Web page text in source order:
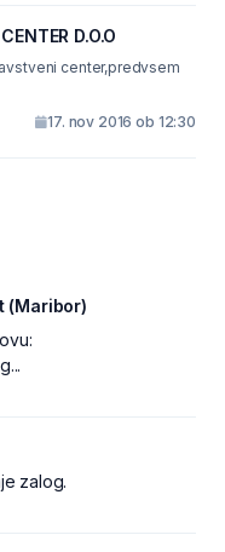
D.O.O
center,predvsem
17. nov 2016 ob 12:30
(Maribor)
zalog.